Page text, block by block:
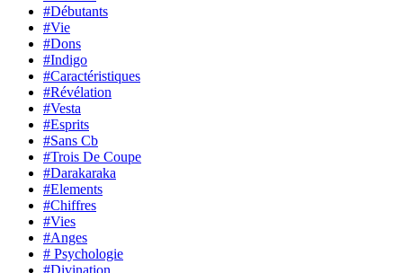
#Débutants
#Vie
#Dons
#Indigo
#Caractéristiques
#Révélation
#Vesta
#Esprits
#Sans Cb
#Trois De Coupe
#Darakaraka
#Elements
#Chiffres
#Vies
#Anges
# Psychologie
#Divination